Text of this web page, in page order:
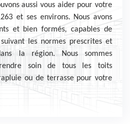
aussi vous aider pour votre
et ses environs. Nous avons
et bien formés, capables de
les normes prescrites et
la région. Nous sommes
soin de tous les toits
ou de terrasse pour votre